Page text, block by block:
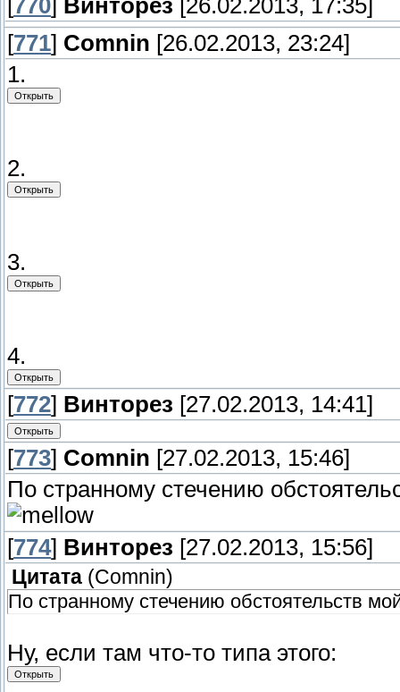
770 Винторез [26.02.2013, 17:35]
[771] Comnin [26.02.2013, 23:24]
1.
2.
3.
4.
[772] Винторез [27.02.2013, 14:41]
[773] Comnin [27.02.2013, 15:46]
По странному стечению
[774] Винторез [27.02.2013, 15:56]
Цитата (Comnin)
По странному стечению обстоятельств
Ну, если там что-то типа этого: